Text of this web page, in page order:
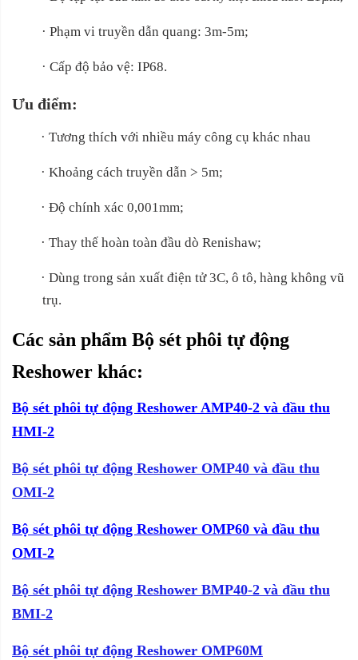
· Phạm vi truyền dẫn quang: 3m-5m;
· Cấp độ bảo vệ: IP68.
Ưu điểm:
· Tương thích với nhiều máy công cụ khác nhau
· Khoảng cách truyền dẫn > 5m;
· Độ chính xác 0,001mm;
· Thay thế hoàn toàn đầu dò Renishaw;
· Dùng trong sản xuất điện tử 3C, ô tô, hàng không vũ
trụ.
Các sản phẩm Bộ sét phôi tự động
Reshower khác:
Bộ sét phôi tự động Reshower AMP40-2 và đầu thu
HMI-2
Bộ sét phôi tự động Reshower OMP40 và đầu thu
OMI-2
Bộ sét phôi tự động Reshower OMP60 và đầu thu
OMI-2
Bộ sét phôi tự động Reshower BMP40-2 và đầu thu
BMI-2
Bộ sét phôi tự động Reshower OMP60M